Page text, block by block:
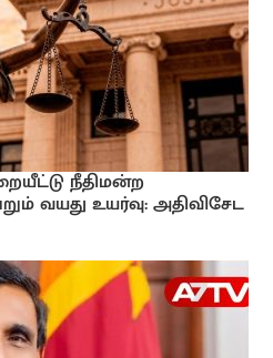
நீதிமன்ற
வயது உயர்வு: அதிவிசேட